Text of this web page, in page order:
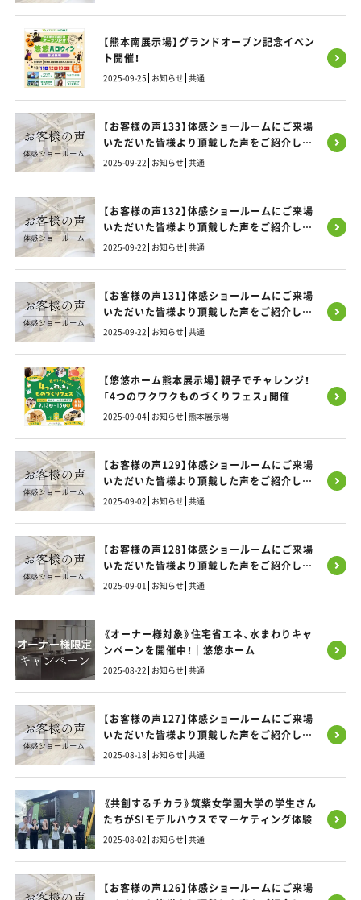
【熊本南展示場】グランドオープン記念イベン
ト開催！
2025-09-25 お知らせ 共通
【お客様の声133】体感ショールームにご来場
いただいた皆様より頂戴した声をご紹介しま
す！
2025-09-22 お知らせ 共通
【お客様の声132】体感ショールームにご来場
いただいた皆様より頂戴した声をご紹介しま
す！
2025-09-22 お知らせ 共通
【お客様の声131】体感ショールームにご来場
いただいた皆様より頂戴した声をご紹介しま
す！
2025-09-22 お知らせ 共通
【悠悠ホーム熊本展示場】親子でチャレンジ！
「4つのワクワクものづくりフェス」開催
2025-09-04 お知らせ 熊本展示場
【お客様の声129】体感ショールームにご来場
いただいた皆様より頂戴した声をご紹介しま
す！
2025-09-02 お知らせ 共通
【お客様の声128】体感ショールームにご来場
いただいた皆様より頂戴した声をご紹介しま
す！
2025-09-01 お知らせ 共通
《オーナー様対象》住宅省エネ、水まわりキャ
ンペーンを開催中！｜悠悠ホーム
2025-08-22 お知らせ 共通
【お客様の声127】体感ショールームにご来場
いただいた皆様より頂戴した声をご紹介しま
す！
2025-08-18 お知らせ 共通
《共創するチカラ》筑紫女学園大学の学生さん
たちがSIモデルハウスでマーケティング体験
2025-08-02 お知らせ 共通
【お客様の声126】体感ショールームにご来場